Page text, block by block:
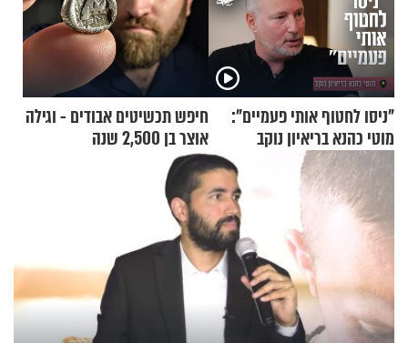
"ניסו לחטוף אותי פעמיים":
מוטי כהנא בריאיון נוקב
חיפש תכשיטים אבודים - וגילה
אוצר בן 2,500 שנה